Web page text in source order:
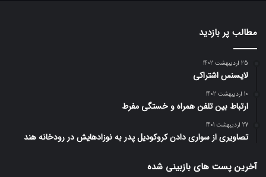
مطالب پر بازدید
25 اردیبهشت 1402
لایسنس اشتراکی
10 اردیبهشت 1402
ارتباط بین تلفن همراه و خستگی مفرط
27 اردیبهشت 1401
تصاویری از سواری دادن کروکودیل پدر به نوزادهایش در رودخانه هند
آخرین پست های بازبینی شده